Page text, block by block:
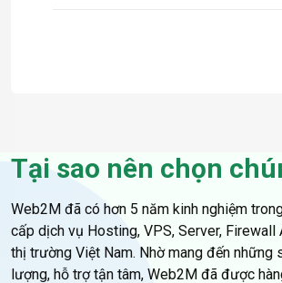
Tại sao nên chọn
Web2M đã có hơn 5 năm kinh nghiệm
cấp dịch vụ Hosting, VPS, Server, Firewall
thị trường Việt Nam. Nhờ mang đến những
lượng, hỗ trợ tận tâm, Web2M đã được